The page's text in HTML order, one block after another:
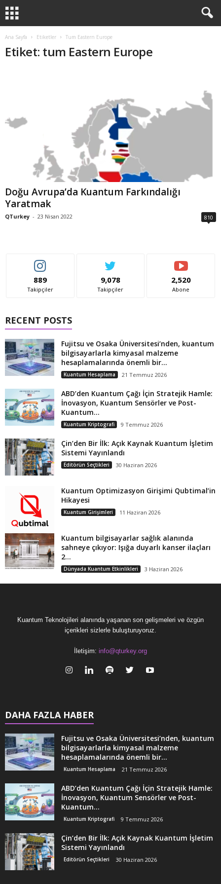
Ana Sayfa Etiketler Tum Eastern Europe
Etiket: tum Eastern Europe
Doğu Avrupa’da Kuantum Farkındalığı
Yaratmak
QTurkey - 23 Nisan 2022 810
889
Takipçiler
9,078
Takipçiler
2,520
Abone
RECENT POSTS
Fujitsu ve Osaka Üniversitesi’nden, kuantum
bilgisayarlarla kimyasal malzeme
hesaplamalarında önemli bir...
Kuantum Hesaplama 21 Temmuz 2026
ABD’den Kuantum Çağı İçin Stratejik Hamle:
İnovasyon, Kuantum Sensörler ve Post-
Kuantum...
Kuantum Kriptografi 9 Temmuz 2026
Çin’den Bir İlk: Açık Kaynak Kuantum İşletim
Sistemi Yayınlandı
Editörün Seçtikleri 30 Haziran 2026
Kuantum Optimizasyon Girişimi Qubtimal’in
Hikayesi
Kuantum Girişimleri 11 Haziran 2026
Kuantum bilgisayarlar sağlık alanında
sahneye çıkıyor: Işığa duyarlı kanser ilaçları
2...
Dünyada Kuantum Etkinlikleri 3 Haziran 2026
Kuantum Teknolojileri alanında yaşanan son gelişmeleri ve özgün
içerikleri sizlerle buluşturuyoruz.
İletişim: info@qturkey.org
DAHA FAZLA HABER
Fujitsu ve Osaka Üniversitesi’nden, kuantum
bilgisayarlarla kimyasal malzeme
hesaplamalarında önemli bir...
Kuantum Hesaplama 21 Temmuz 2026
ABD’den Kuantum Çağı İçin Stratejik Hamle:
İnovasyon, Kuantum Sensörler ve Post-
Kuantum...
Kuantum Kriptografi 9 Temmuz 2026
Çin’den Bir İlk: Açık Kaynak Kuantum İşletim
Sistemi Yayınlandı
Editörün Seçtikleri 30 Haziran 2026